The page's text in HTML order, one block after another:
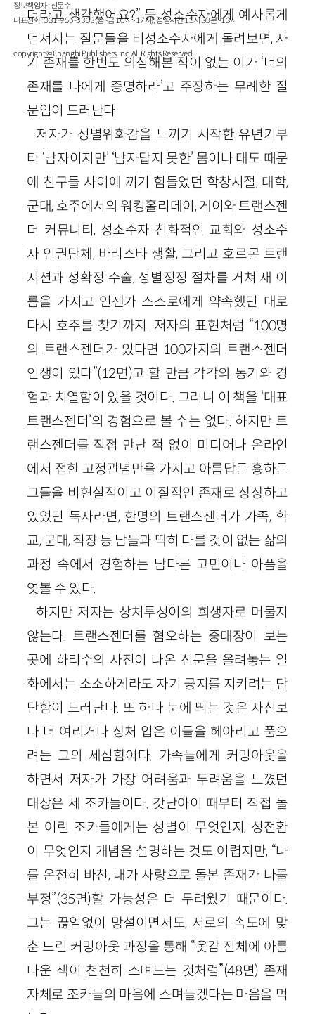
더라고 생각했어요?” 등 성소수자에게 예사롭게
던져지는 질문들을 비성소수자에게 돌려보면, 자
기 존재를 한번도 의심해본 적이 없는 이가 ‘너의
존재를 나에게 증명하라’고 주장하는 무례한 질
문임이 드러난다.
저자가 성별위화감을 느끼기 시작한 유년기부
터 ‘남자이지만’ ‘남자답지 못한’ 몸이나 태도 때문
에 친구들 사이에 끼기 힘들었던 학창시절, 대학,
군대, 호주에서의 워킹홀리데이, 게이와 트랜스젠
더 커뮤니티, 성소수자 친화적인 교회와 성소수
자 인권단체, 바리스타 생활, 그리고 호르몬 트랜
지션과 성확정 수술, 성별정정 절차를 거쳐 새 이
름을 가지고 언젠가 스스로에게 약속했던 대로
다시 호주를 찾기까지. 저자의 표현처럼 “100명
의 트랜스젠더가 있다면 100가지의 트랜스젠더
인생이 있다”(12면)고 할 만큼 각각의 동기와 경
험과 치열함이 있을 것이다. 그러니 이 책을 ‘대표
트랜스젠더’의 경험으로 볼 수는 없다. 하지만 트
랜스젠더를 직접 만난 적 없이 미디어나 온라인
에서 접한 고정관념만을 가지고 아름답든 흉하든
그들을 비현실적이고 이질적인 존재로 상상하고
있었던 독자라면, 한명의 트랜스젠더가 가족, 학
교, 군대, 직장 등 남들과 딱히 다를 것이 없는 삶의
과정 속에서 경험하는 남다른 고민이나 아픔을
엿볼 수 있다.
하지만 저자는 상처투성이의 희생자로 머물지
않는다. 트랜스젠더를 혐오하는 중대장이 보는
곳에 하리수의 사진이 나온 신문을 올려놓는 일
화에서는 소소하게라도 자기 긍지를 지키려는 단
단함이 드러난다. 또 하나 눈에 띄는 것은 자신보
다 더 여리거나 상처 입은 이들을 헤아리고 품으
려는 그의 세심함이다. 가족들에게 커밍아웃을
하면서 저자가 가장 어려움과 두려움을 느꼈던
대상은 세 조카들이다. 갓난아이 때부터 직접 돌
본 어린 조카들에게는 성별이 무엇인지, 성전환
이 무엇인지 개념을 설명하는 것도 어렵지만, “나
를 온전히 바친, 내가 사랑으로 돌본 존재가 나를
부정”(35면)할 가능성은 더 두려웠기 때문이다.
그는 끊임없이 망설이면서도, 서로의 속도에 맞
춘 느린 커밍아웃 과정을 통해 “옷감 전체에 아름
다운 색이 천천히 스며드는 것처럼”(48면) 존재
자체로 조카들의 마음에 스며들겠다는 마음을 먹
정보책임자 : 신문수
대표전화 : 031-955-3333(월~금 10시~17시), 점심시간 11시 30분~13시
copyright © Changbi Publishers, inc. All Rights Reserved.